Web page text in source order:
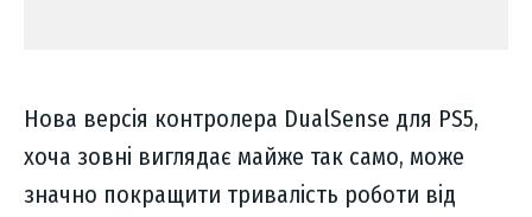
Нова версія контролера DualSense для PS5,
хоча зовні виглядає майже так само, може
значно покращити тривалість роботи від